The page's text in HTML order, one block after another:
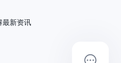
最新资讯